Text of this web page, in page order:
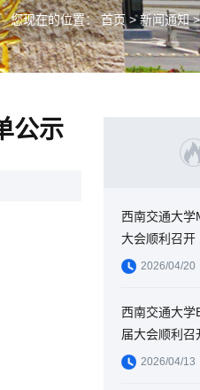
您现在的位置：首页>新闻通知
公示
西南交通大学
大会顺利召开
2026/04/20
西南交通大学
届大会顺利召
2026/04/13